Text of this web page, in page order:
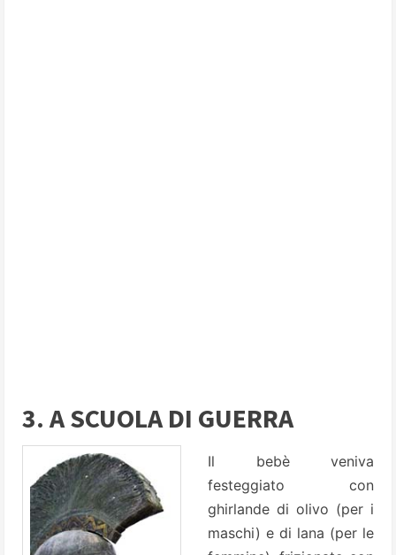
3. A SCUOLA DI GUERRA
Il bebè veniva
festeggiato con
ghirlande di olivo (per i
maschi) e di lana (per le